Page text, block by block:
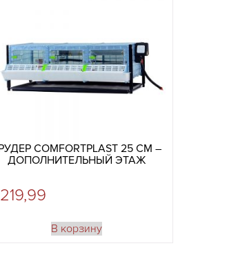
COMFORTPLAST 25 СМ –
ДОПОЛНИТЕЛЬНЫЙ ЭТАЖ
219,99
В корзину